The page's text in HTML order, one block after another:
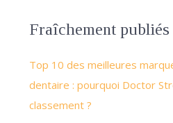
Fraîchement publiés
Top 10 des meilleures
dentaire : pourquoi Doctor
classement ?